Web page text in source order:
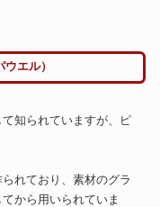
エル）
知られていますが、ピ
れており、素材のグラ
から用いられていま